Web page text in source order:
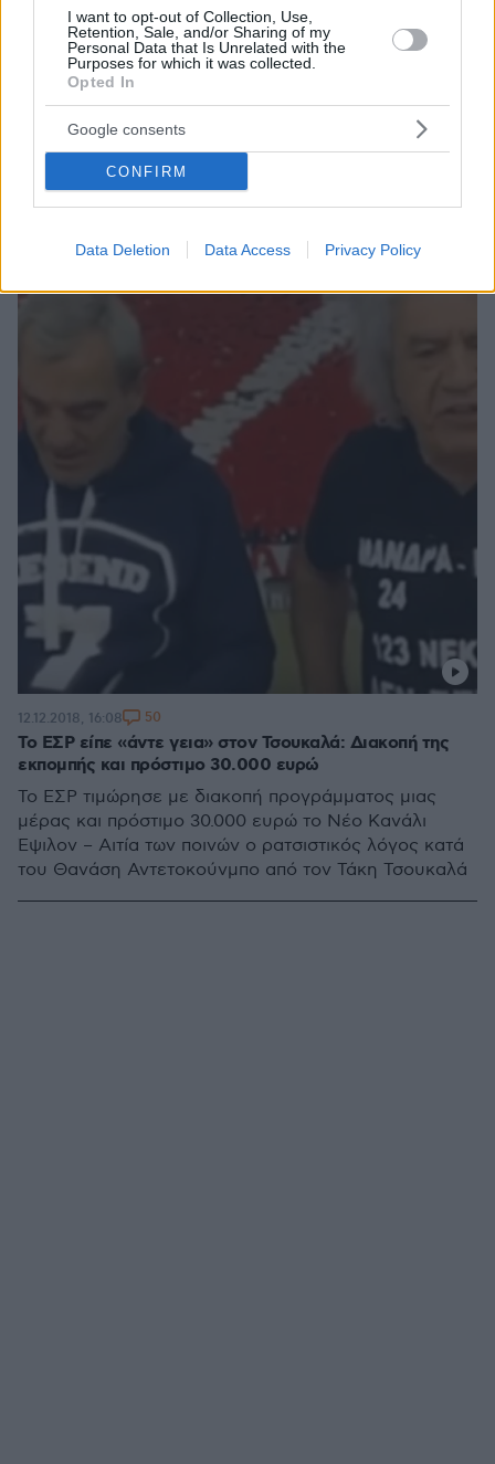
I want to opt-out of Collection, Use,
Retention, Sale, and/or Sharing of my
Personal Data that Is Unrelated with the
Purposes for which it was collected.
Opted In
Google consents
CONFIRM
Data Deletion Data Access Privacy Policy
Παρέμβαση εισαγγελέα για τα σχόλια Τσουκαλά κατά
Λίγο πριν τον ξυλοδαρμό του διαιτητή
Το ΕΣΡ είπε «άντε γεια» στον Τσουκαλά: Διακοπή της
εκπομπής και πρόστιμο 30.000 ευρώ
Το ΕΣΡ τιμώρησε με διακοπή προγράμματος μιας
μέρας και πρόστιμο 30.000 ευρώ το Νέο Κανάλι
Έψιλον – Αιτία των ποινών ο ρατσιστικός λόγος κατά
του Θανάση Αντετοκούνμπο από τον Τάκη Τσουκαλά
12.12.2018, 16:08 50